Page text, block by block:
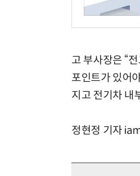
고 부사장은 “
포인트가 있어
지고 전기차 내
정현정 기자